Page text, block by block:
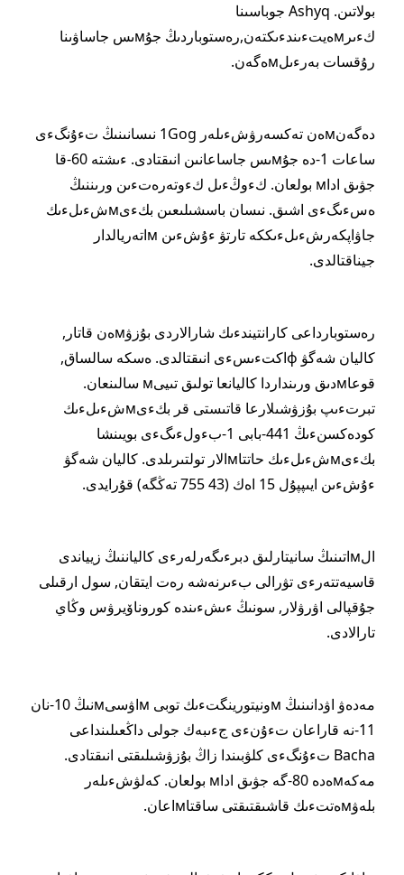
بولاتىن. Ashyq جوباسىنا
كءىرмەيتءىندءىكتەن,رەستوباردىڭ جۇмىس جاساۋىنا
رۇقسات بەرءىلмەگەن.
دەگەنмەن تەكسەرۋشءىلەر 1Gog نىسانىنىڭ تءۇنگءى
ساعات 1-دە جۇмىس جاساعانىن انىقتادى. ءىشتە 60-قا
جۋىق اداм بولعان. كءوڭءىل كءوتەرەتءىن ورىننىڭ
ەسءىگءى اشىق. نىسان باسشىلىعىن بكءىмشءىلءىك
جاۋاپكەرشءىلءىككە تارتۋ ءۇشءىن мاتەريالدار
جيناقتالدى.
رەستوبارداعى كارانتيندءىك شارالاردى بۇزۋмەن قاتار,
كاليان شەگۋ фاكتءىسءى انىقتالدى. ەسكە سالساق,
قوعاмدىق ورىنداردا كاليانعا تولىق تىيىм سالىنعان.
تبرتءىپ بۇزۋشىلارعا قاتىستى قر بكءىмشءىلءىك
كودەكسنءىڭ 441-بابى 1-بءولءىگءى بويىنشا
بكءىмشءىلءىك حاتتاмالار تولتىرىلدى. كاليان شەگۋ
ءۇشءىن ايىپپۇل 15 اەك (43 755 تەڭگە) قۇرايدى.
الмاتىنىڭ سانيتارلىق دبرءىگەرلەرءى كالياننىڭ زيياندى
قاسيەتتەرءى تۋرالى بءىرنەشە رەت ايتقان, سول ارقىلى
جۇقپالى اۋرۋلار, سونىڭ ءىشءىندە كوروناۆيرۋس وڭاي
تارالادى.
مەدەۋ اۋدانىنىڭ мونيتورينگتءىك توبى мاۋسىмنىڭ 10-نان
11-نە قاراعان تءۇنءى جءىبەك جولى داڭعىلىنداعى
Bacha تءۇنگءى كلۋبىندا زاڭ بۇزۋشىلىقتى انىقتادى.
مەكەмەدە 80-گە جۋىق اداм بولعان. كەلۋشءىلەر
بلەۋмەتتءىك قاشىقتىقتى ساقتاмاعان.